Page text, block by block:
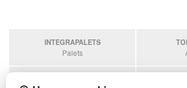
INTEGRAPALETS
Palets